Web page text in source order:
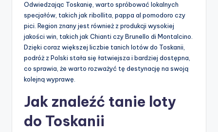
Odwiedzając Toskanię, warto spróbować lokalnych
specjałów, takich jak ribollita, pappa al pomodoro czy
pici. Region znany jest również z produkcji wysokiej
jakości win, takich jak Chianti czy Brunello di Montalcino.
Dzięki coraz większej liczbie tanich lotów do Toskanii,
podróż z Polski stała się łatwiejsza i bardziej dostępna,
co sprawia, że warto rozważyć tę destynację na swoją
kolejną wyprawę.
Jak znaleźć tanie loty
do Toskanii